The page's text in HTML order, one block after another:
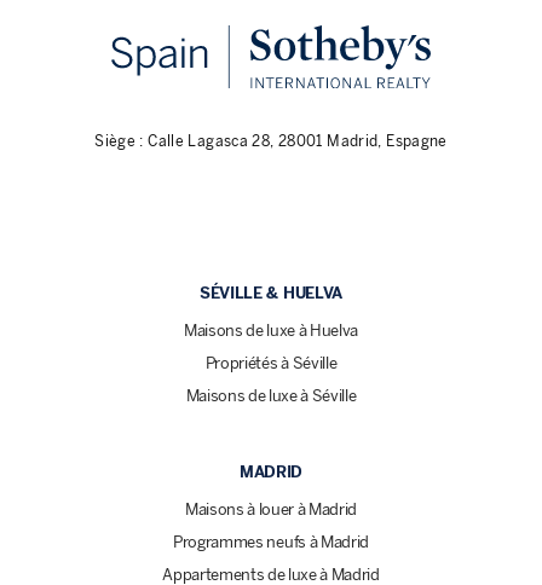
Siège : Calle Lagasca 28, 28001 Madrid, Espagne
SÉVILLE & HUELVA
Maisons de luxe à Huelva
Propriétés à Séville
Maisons de luxe à Séville
MADRID
Maisons à louer à Madrid
Programmes neufs à Madrid
Appartements de luxe à Madrid